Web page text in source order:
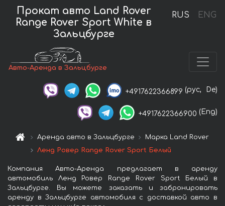
RUS ENG
Прокат авто Land Rover
Range Rover Sport White в
Зальцбурге
Авто-Аренда в Зальцбурге
+4917622366899 (рус, De)
+4917622366900 (Eng)
Аренда авто в Зальцбурге
Марка Land Rover
Ленд Ровер Range Rover Sport Белый
Компания Авто-Аренда предлагает в аренду
автомобиль Ленд Ровер Range Rover Sport Белый в
Зальцбурге. Вы можете заказать и забронировать
аренду в Зальцбурге автомобиля с доставкой авто в